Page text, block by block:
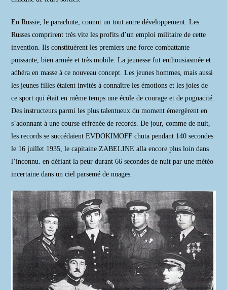
En Russie, le parachute, connut un tout autre développement. Les
Russes comprirent très vite les profits d’un emploi militaire de cette
invention. Ils constituèrent les premiers une force combattante
puissante, bien armée et très mobile. La jeunesse fut enthousiasmée et
adhéra en masse à ce nouveau concept. Les jeunes hommes, mais aussi
les jeunes filles étaient invités à connaître les émotions et les joies de
ce sport qui était en même temps une école de courage et de pugnacité.
Des instructeurs parmi les plus talentueux du moment émergèrent en
s’adonnant à une course effrénée de records. De jour, comme de nuit,
les records se succédaient EVDOKIMOFF chuta pendant 140 secondes
le 16 juillet 1935, le capitaine ZABELINE alla encore plus loin dans
l’inconnu. en défiant la peur durant 66 secondes de nuit par une météo
incertaine dans un ciel parsemé de nuages.